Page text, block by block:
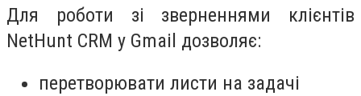
Для роботи зі зверненнями клієнтів
NetHunt CRM у Gmail дозволяє:
перетворювати листи на задачі